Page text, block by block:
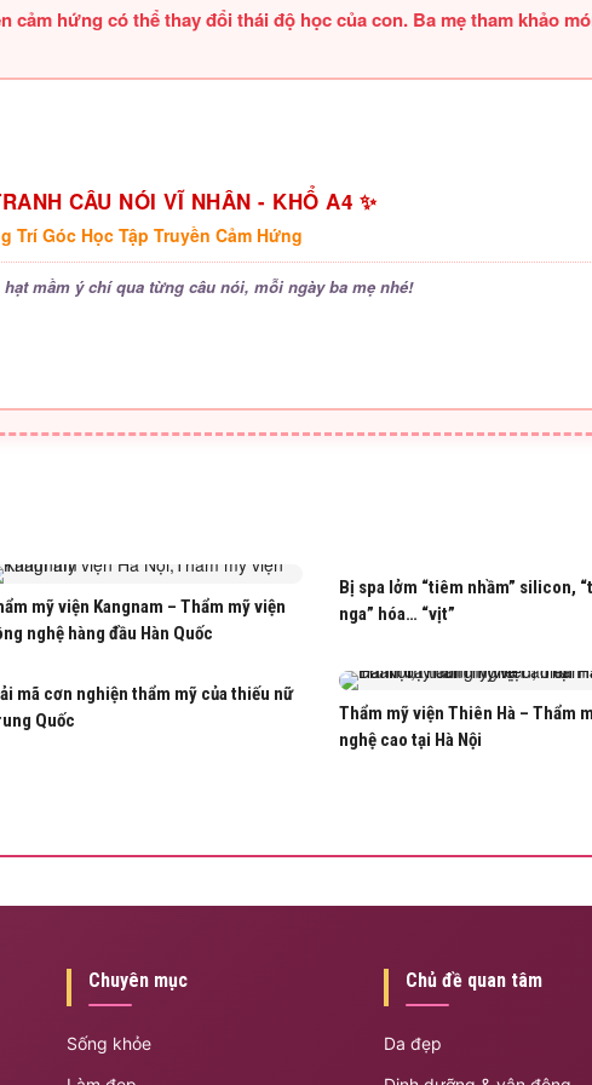
hứng có thể thay đổi thái độ học của con. Ba mẹ tham khảo
CÂU NÓI VĨ NHÂN - KHỔ A4 ✨
Trí Góc Học Tập Truyền Cảm Hứng
hạt mầm ý chí qua từng câu nói, mỗi ngày ba mẹ nhé!
mỹ viện Kangnam – Thẩm mỹ viện
nghệ hàng đầu Hàn Quốc
Bị spa lởm “tiêm nhầm” silicon,
nga” hóa… “vịt”
mã cơn nghiện thẩm mỹ của thiếu nữ
Quốc
Thẩm mỹ viện Thiên Hà – Thẩm
nghệ cao tại Hà Nội
Chuyên mục
Sống khỏe
Chủ đề quan tâm
Da đẹp